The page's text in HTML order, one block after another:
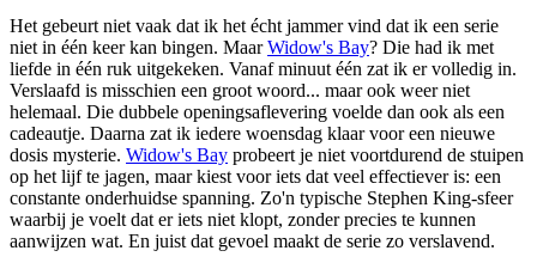
Het gebeurt niet vaak dat ik het écht jammer vind dat ik een serie
niet in één keer kan bingen. MaarWidow's Bay? Die had ik met
liefde in één ruk uitgekeken. Vanaf minuut één zat ik er volledig in.
Verslaafd is misschien een groot woord... maar ook weer niet
helemaal. Die dubbele openingsaflevering voelde dan ook als een
cadeautje. Daarna zat ik iedere woensdag klaar voor een nieuwe
dosis mysterie. Widow's Bay probeert je niet voortdurend de stuipen
op het lijf te jagen, maar kiest voor iets dat veel effectiever is: een
constante onderhuidse spanning. Zo'n typische Stephen King-sfeer
waarbij je voelt dat er iets niet klopt, zonder precies te kunnen
aanwijzen wat. En juist dat gevoel maakt de serie zo verslavend.